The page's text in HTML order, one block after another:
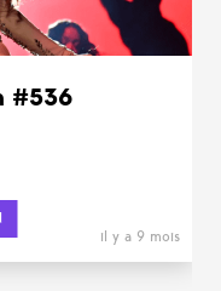
#536
il y a 9 mois